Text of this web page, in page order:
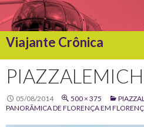
Viajante Crônica
TO
CONTENT
05/08/2014 500 × 375
PANORÂMICA DE FLORENÇA EM